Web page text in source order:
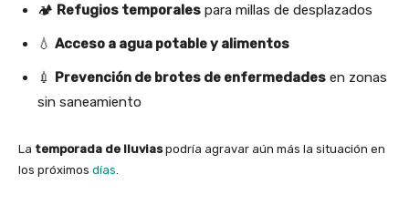
🏕️ Refugios temporales para millas de desplazados
💧 Acceso a agua potable y alimentos
💉 Prevención de brotes de enfermedades en zonas
sin saneamiento
La temporada de lluviaspodría agravar aún más la situación en
los próximos días